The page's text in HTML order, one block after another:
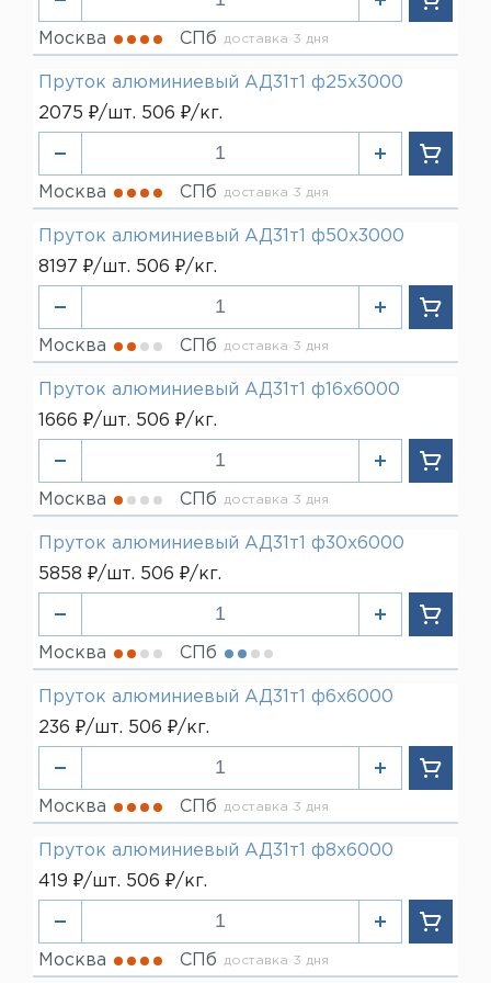
Москва СПб доставка 3 дня
Пруток алюминиевый АД31т1 ф25х3000
2075 ₽/шт. 506 ₽/кг.
Москва СПб доставка 3 дня
Пруток алюминиевый АД31т1 ф50х3000
8197 ₽/шт. 506 ₽/кг.
Москва СПб доставка 3 дня
Пруток алюминиевый АД31т1 ф16х6000
1666 ₽/шт. 506 ₽/кг.
Москва СПб доставка 3 дня
Пруток алюминиевый АД31т1 ф30х6000
5858 ₽/шт. 506 ₽/кг.
Москва СПб
Пруток алюминиевый АД31т1 ф6х6000
236 ₽/шт. 506 ₽/кг.
Москва СПб доставка 3 дня
Пруток алюминиевый АД31т1 ф8х6000
419 ₽/шт. 506 ₽/кг.
Москва СПб доставка 3 дня